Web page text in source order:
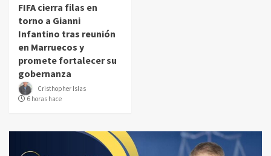
FIFA cierra filas en
torno a Gianni
Infantino tras reunión
en Marruecos y
promete fortalecer su
gobernanza
Cristhopher Islas
6 horas hace